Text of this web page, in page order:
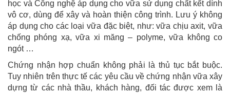
học và Công nghệ áp dụng cho vữa sử dụng chất kết dính
vô cơ, dùng để xây và hoàn thiện công trình. Lưu ý không
áp dụng cho các loại vữa đặc biệt, như: vữa chịu axit, vữa
chống phóng xạ, vữa xi măng – polyme, vữa không co
ngót …
Chứng nhận hợp chuẩn không phải là thủ tục bắt buộc.
Tuy nhiên trên thực tế các yêu cầu về chứng nhận vữa xây
dựng từ các nhà thầu, khách hàng, đối tác được xem là